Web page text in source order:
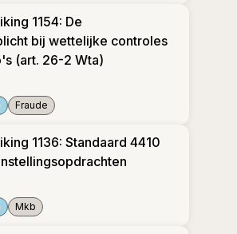
1154: De
bij wettelijke controles
(art. 26-2 Wta)
Fraude
1136: Standaard 4410
Mkb